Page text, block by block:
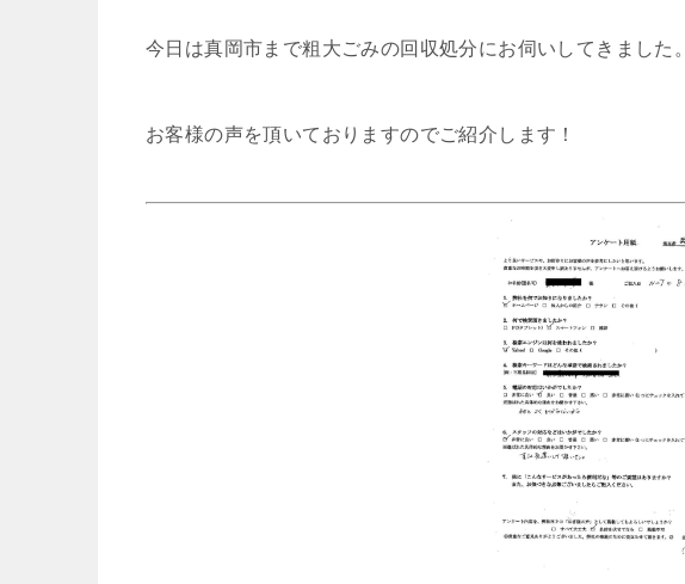
今日は真岡市まで粗大ごみの回収処分にお伺いしてきました。
お客様の声を頂いておりますのでご紹介します！